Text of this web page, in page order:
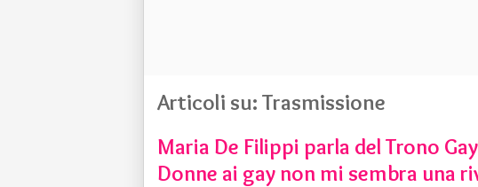
Articoli su: Trasmissione
Maria De Filippi parla del Trono
Donne ai gay non mi sembra una